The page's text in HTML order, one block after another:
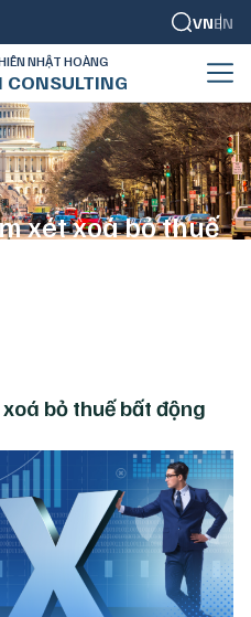
VNEN
NHẬT HOÀNG
xét xoá bỏ thuế
bỏ thuế bất động